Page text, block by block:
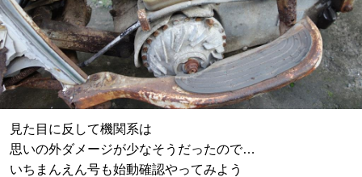
見た目に反して機関系は
思いの外ダメージが少なそうだったので…
いちまんえん号も始動確認やってみよう